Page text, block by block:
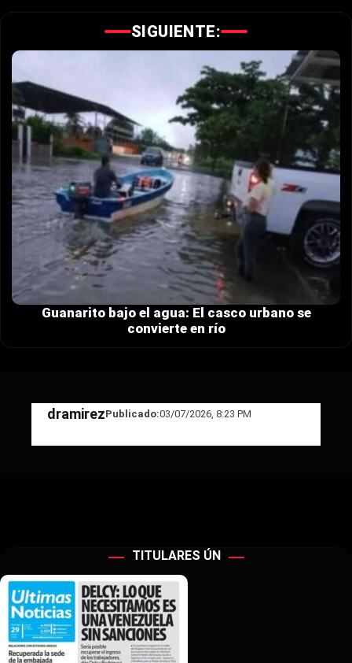
SIGUIENTE:
Guanarito bajo el agua: El casco urbano se
convierte en río
dramirezPublicado:03/07/2026, 8:23 PM
TITULARES ÚN